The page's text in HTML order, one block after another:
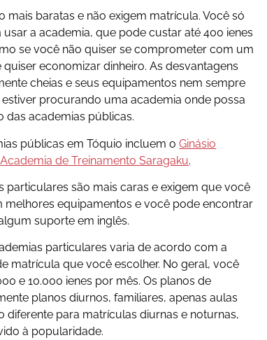
mais baratas e não exigem matrícula. Você só
a academia, que pode custar até 400 ienes
se você não quiser se comprometer com um
economizar dinheiro. As desvantagens
cheias e seus equipamentos nem sempre
procurando uma academia onde possa
das academias públicas.
públicas em Tóquio incluem oGinásio
Academia de Treinamento Saragaku.
particulares são mais caras e exigem que você
melhores equipamentos e você pode encontrar
suporte em inglês.
particulares varia de acordo com a
matrícula que você escolher. No geral, você
e 10.000 ienes por mês. Os planos de
planos diurnos, familiares, apenas aulas
diferente para matrículas diurnas e noturnas,
à popularidade.